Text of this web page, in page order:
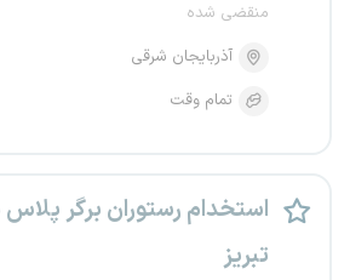
منقضی شده
آذربایجان شرقی
تمام وقت
استخدام رستوران برگر پلاس
تبریز